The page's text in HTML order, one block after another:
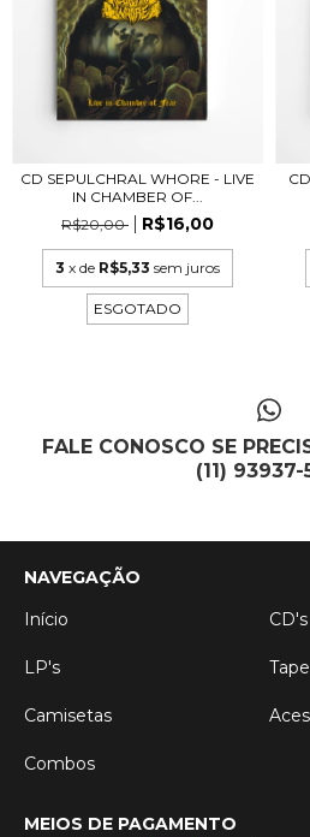
CD SEPULCHRAL WHORE - LIVE
IN CHAMBER OF...
R$20,00
R$16,00
3 x de R$5,33 sem juros
ESGOTADO
FALE CONOSCO SE
(11) 93937-
NAVEGAÇÃO
Início
CD's
LP's
Camisetas
Combos
MEIOS DE PAGAMENTO